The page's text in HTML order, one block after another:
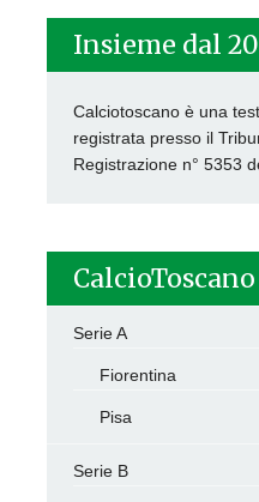
Insieme dal
Calciotoscano è una
registrata presso il
Registrazione n° 5353
Serie A
Fiorentina
Pisa
Serie B